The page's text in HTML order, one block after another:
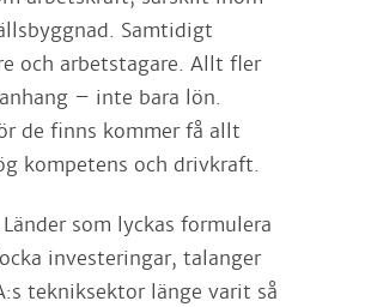
Samtidigt
och arbetstagare. Allt fler
– inte bara lön.
de finns kommer få allt
kompetens och drivkraft.
som lyckas formulera
investeringar, talanger
tekniksektor länge varit så